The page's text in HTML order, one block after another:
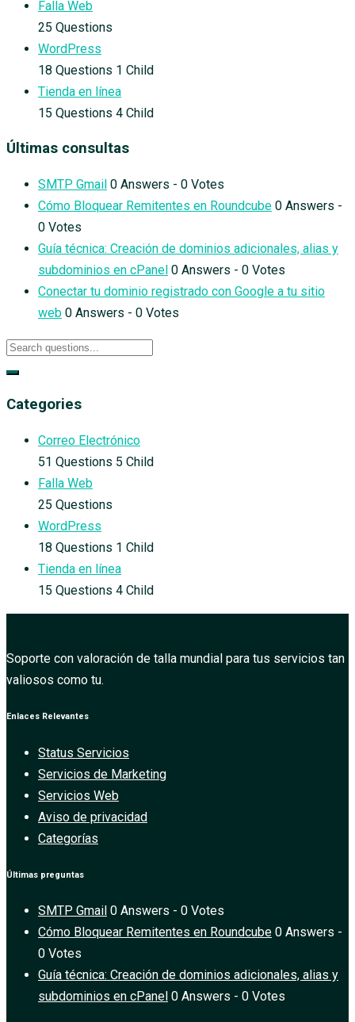
Falla Web
25 Questions
WordPress
18 Questions 1 Child
Tienda en línea
15 Questions 4 Child
Últimas consultas
SMTP Gmail 0 Answers - 0 Votes
Cómo Bloquear Remitentes en Roundcube 0 Answers -
0 Votes
Guía técnica: Creación de dominios adicionales, alias y
subdominios en cPanel 0 Answers - 0 Votes
Conectar tu dominio registrado con Google a tu sitio
web 0 Answers - 0 Votes
Categories
Correo Electrónico
51 Questions 5 Child
Falla Web
25 Questions
WordPress
18 Questions 1 Child
Tienda en línea
15 Questions 4 Child
Soporte con valoración de talla mundial para tus servicios tan
valiosos como tu.
Enlaces Relevantes
Status Servicios
Servicios de Marketing
Servicios Web
Aviso de privacidad
Categorías
Últimas preguntas
SMTP Gmail 0 Answers - 0 Votes
Cómo Bloquear Remitentes en Roundcube 0 Answers -
0 Votes
Guía técnica: Creación de dominios adicionales, alias y
subdominios en cPanel 0 Answers - 0 Votes